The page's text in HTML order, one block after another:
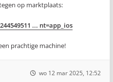
op marktplaats:
... nt=app_ios
prachtige machine!
wo 12 mar 2025, 12:52